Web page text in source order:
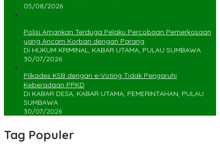
05/08/2026
Polisi Amankan Terduga Pelaku Percobaan Pemerkosaan
yang Ancam Korban dengan Parang
Di HUKUM KRIMINAL, KABAR UTAMA, PULAU SUMBAWA
30/07/2026
Pilkades KSB dengan e-Voting Tidak Pengaruhi
Keberadaan PPKD
Di KABAR DESA, KABAR UTAMA, PEMERINTAHAN, PULAU
SUMBAWA
30/07/2026
Tag Populer